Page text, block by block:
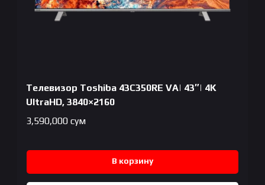
Телевизор Toshiba 43C350RE VA| 43″| 4K
UltraHD, 3840×2160
3,590,000 сум
В корзину